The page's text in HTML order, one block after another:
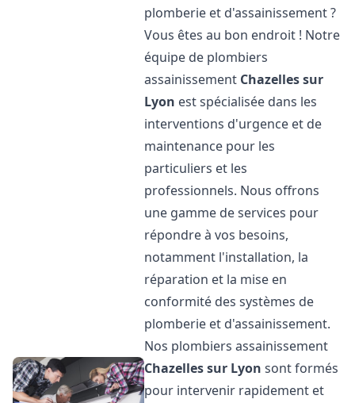
plomberie et d'assainissement ?
Vous êtes au bon endroit ! Notre
équipe de plombiers
assainissement Chazelles sur
Lyon est spécialisée dans les
interventions d'urgence et de
maintenance pour les
particuliers et les
professionnels. Nous offrons
une gamme de services pour
répondre à vos besoins,
notamment l'installation, la
réparation et la mise en
conformité des systèmes de
plomberie et d'assainissement.
Nos plombiers assainissement
Chazelles sur Lyon sont formés
pour intervenir rapidement et